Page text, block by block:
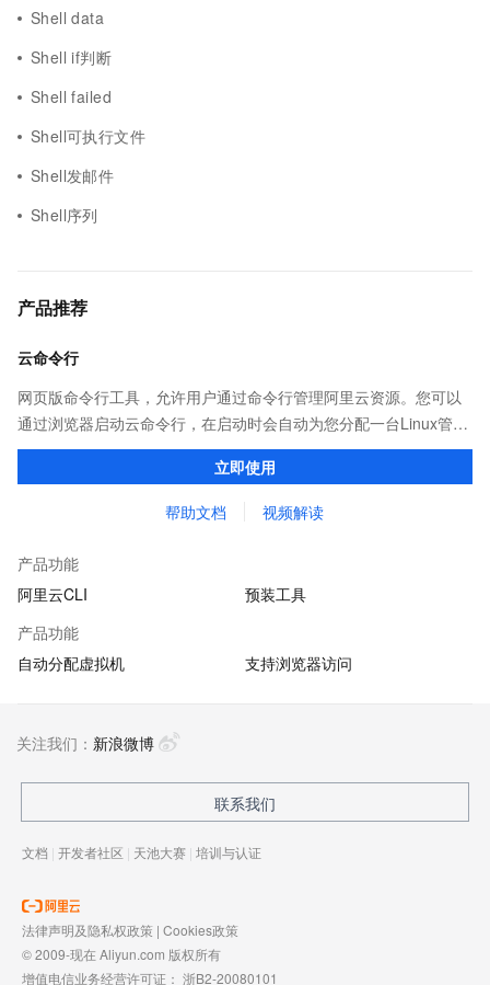
Shell data
Shell if判断
Shell failed
Shell可执行文件
Shell发邮件
Shell序列
产品推荐
云命令行
网页版命令行工具，允许用户通过命令行管理阿里云资源。您可以
通过浏览器启动云命令行，在启动时会自动为您分配一台Linux管理
机，并预装CLI、Terraform等多种云管理工具和ssh、vim、jq等系
立即使用
帮助文档 视频解读
产品功能
阿里云CLI
预装工具
产品功能
自动分配虚拟机
支持浏览器访问
关注我们： 新浪微博
联系我们
文档 | 开发者社区 | 天池大赛 | 培训与认证
法律声明及隐私权政策 | Cookies政策
© 2009-现在 Aliyun.com 版权所有
增值电信业务经营许可证： 浙B2-20080101